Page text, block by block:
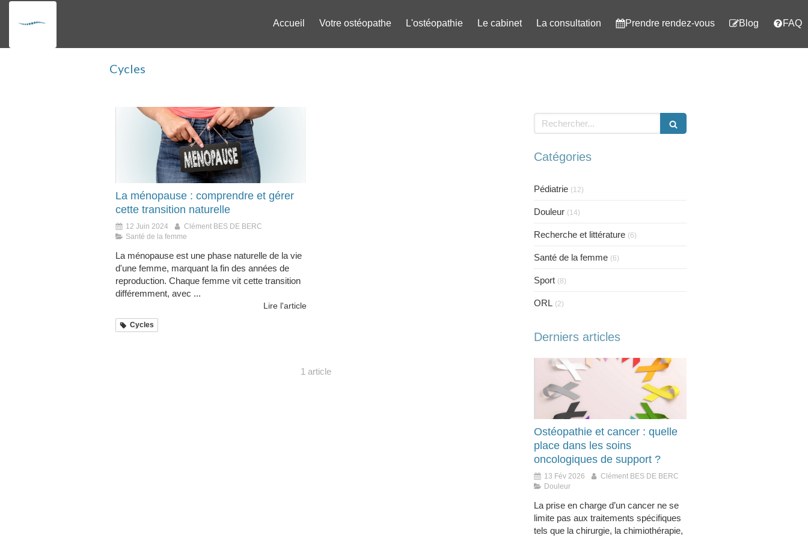
Accueil Votre ostéopathe L'ostéopathie Le cabinet La consultation Prendre rendez-vous Blog FAQ
Cycles
La ménopause : comprendre et gérer
cette transition naturelle
12 Juin 2024
Clément BES DE BERC
Santé de la femme
La ménopause est une phase naturelle de la vie
d'une femme, marquant la fin des années de
reproduction. Chaque femme vit cette transition
différemment, avec ...
Lire l'article
Cycles
1 article
Rechercher
Catégories
Pédiatrie (12)
Douleur (14)
Recherche et littérature (6)
Santé de la femme (6)
Sport (8)
ORL (2)
Derniers articles
Ostéopathie et cancer : quelle
place dans les soins
oncologiques de support ?
13 Fév 2026
Clément BES DE BERC
Douleur
La prise en charge d’un cancer ne se
limite pas aux traitements spécifiques
tels que la chirurgie, la chimiothérapie,